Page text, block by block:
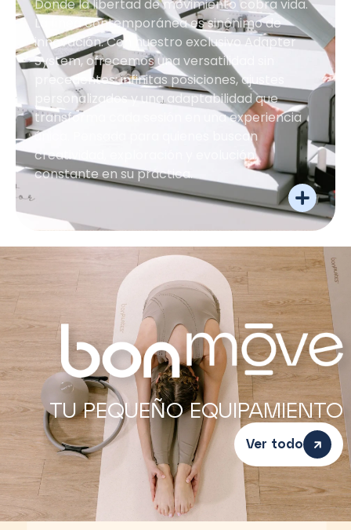
Donde la libertad de movimiento cobra vida.
La línea contemporánea es sinónimo de
innovación. Con nuestro exclusivo Adapter
System, ofrecemos una versatilidad sin
precedentes: infinitas posiciones, ajustes
personalizados y una adaptabilidad que
transforma cada sesión en una experiencia
única. Pensada para quienes buscan
creatividad, exploración y evolución
constante en su práctica.
TU PEQUEÑO EQUIPAMIENTO
Ver todo